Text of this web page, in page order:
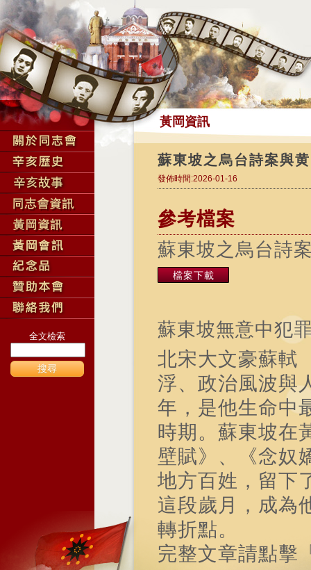
全文檢索
搜尋
黃岡資訊
蘇東坡之烏台詩案與
發佈時間:2026-01-16
參考檔案
蘇東坡之烏台詩
檔案下載
蘇東坡無意中犯
北宋大文豪蘇軾
浮、政治風波與
年，是他生命中
時期。蘇東坡在
壁賦》、《念奴
地方百姓，留下
這段歲月，成為
轉折點。
完整文章請點擊